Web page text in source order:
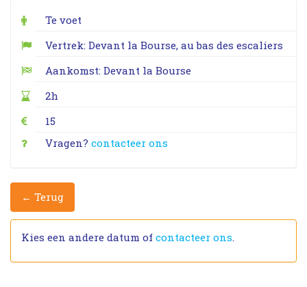
Te voet
Vertrek: Devant la Bourse, au bas des escaliers
Aankomst: Devant la Bourse
2h
15
Vragen? contacteer ons
← Terug
Kies een andere datum of contacteer ons